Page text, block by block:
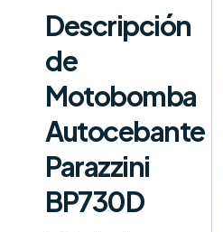
Descripción
de
Motobomba
Autocebante
Parazzini
BP730D